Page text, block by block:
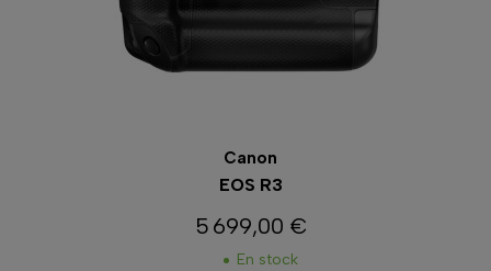
Canon
EOS R3
Prix
5 699,00 €
En stock